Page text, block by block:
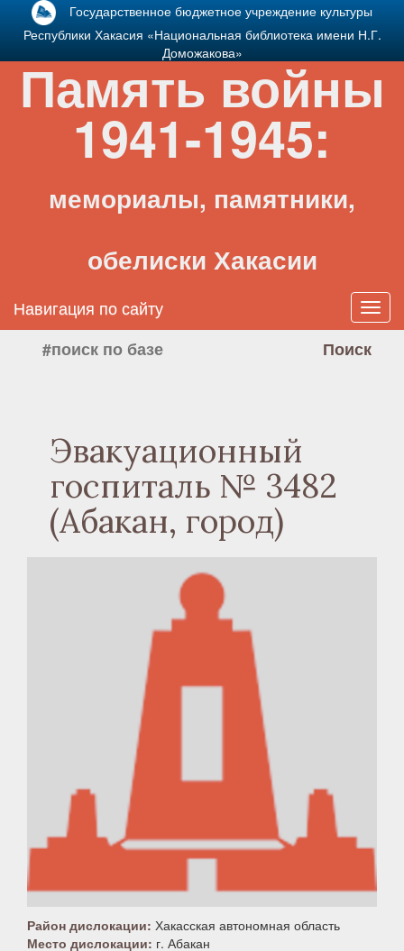
Государственное бюджетное учреждение культуры
Республики Хакасия «Национальная библиотека имени Н.Г.
Доможакова»
Память войны
1941-1945:
мемориалы, памятники,
обелиски Хакасии
Навигация по сайту
Эвакуационный
госпиталь № 3482
(Абакан, город)
Район дислокации: Хакасская автономная область
Место дислокации: г. Абакан